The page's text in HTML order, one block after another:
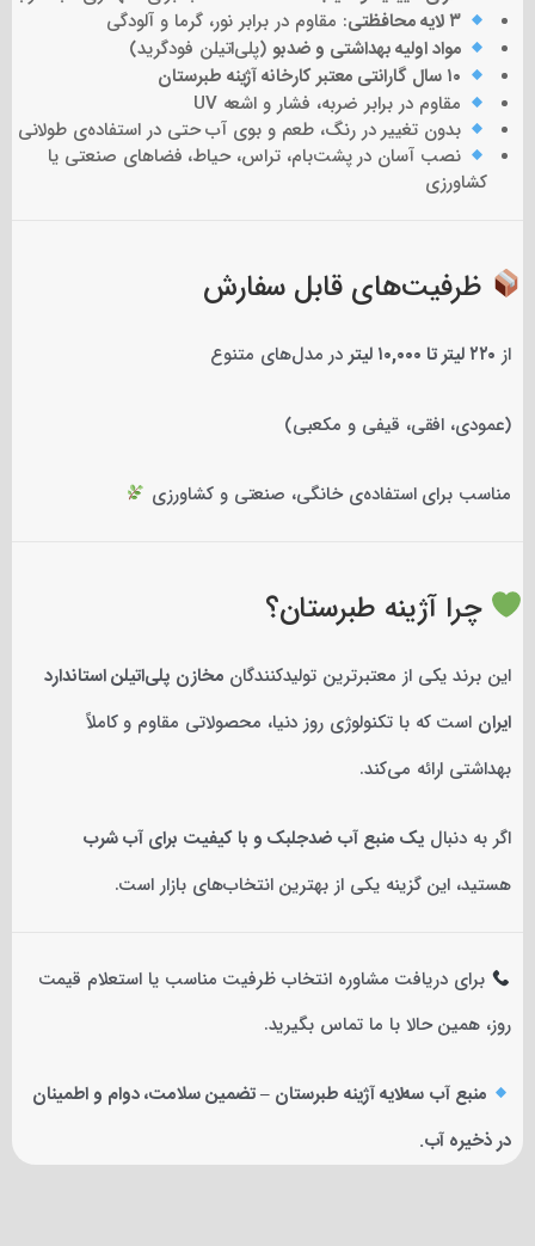
۳ لایه محافظتی : مقاوم در برابر نور، گرما و آلودگی
مواد اولیه بهداشتی و ضدبو(پلی‌اتیلن فودگرید)
۱۰ سال گارانتی معتبر کارخانه آژینه طبرستان
مقاوم در برابر ضربه، فشار و اشعه UV
بدون تغییر در رنگ، طعم و بوی آب حتی در استفاده‌ی طولانی
نصب آسان در پشت‌بام، تراس، حیاط، فضاهای صنعتی یا
کشاورزی
ظرفیت‌های قابل سفارش
از ۲۲۰ لیتر تا ۱۰,۰۰۰ لیتر در مدل‌های متنوع
(عمودی، افقی، قیفی و مکعبی)
مناسب برای استفاده‌ی خانگی، صنعتی و کشاورزی
چرا آژینه طبرستان؟
این برند یکی از معتبرترین تولیدکنندگانمخازن پلی‌اتیلن استاندارد
ایران است که با تکنولوژی روز دنیا، محصولاتی مقاوم و کاملاً
بهداشتی ارائه می‌کند.
اگر به دنبالیک منبع آب ضدجلبک و با کیفیت برای آب شرب
هستید، این گزینه یکی از بهترین انتخاب‌های بازار است.
برای دریافت مشاوره انتخاب ظرفیت مناسب یا استعلام قیمت
روز، همین حالا با ما تماس بگیرید.
منبع آب سه‌لایه آژینه طبرستان – تضمین سلامت، دوام و اطمینان
در ذخیره آب.